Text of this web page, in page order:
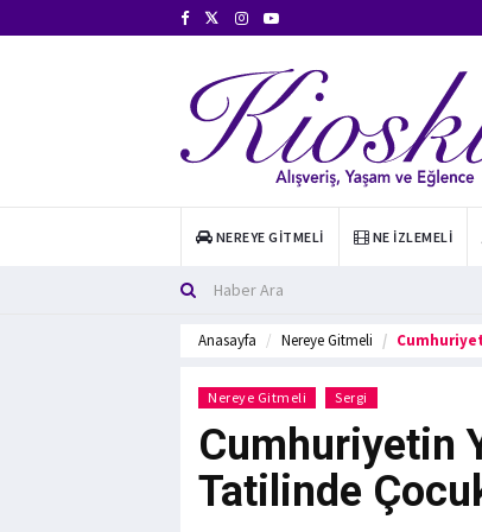
NEREYE GITMELI NE İZLEMELI
Anasayfa Nereye Gitmeli
Nereye Gitmeli Sergi
Cumhuriyetin
Tatilinde